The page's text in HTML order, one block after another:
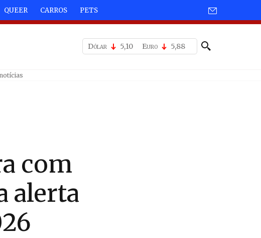
QUEER CARROS PETS
Dólar 5,10 Euro 5,88
com
alerta